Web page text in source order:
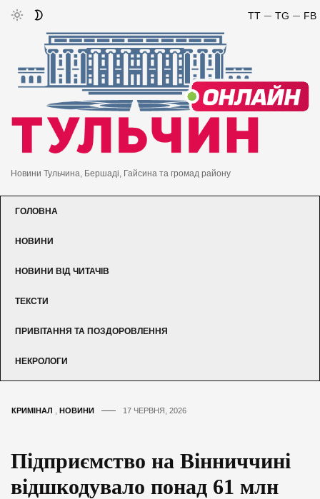
FB
TG
TT
Новини Тульчина, Бершаді, Гайсина та громад району
ГОЛОВНА
НОВИНИ
НОВИНИ ВІД ЧИТАЧІВ
ТЕКСТИ
ПРИВІТАННЯ ТА ПОЗДОРОВЛЕННЯ
НЕКРОЛОГИ
КРИМІНАЛ НОВИНИ 17 ЧЕРВНЯ, 2026
Підприємство на Вінниччині
відшкодувало понад 61 млн